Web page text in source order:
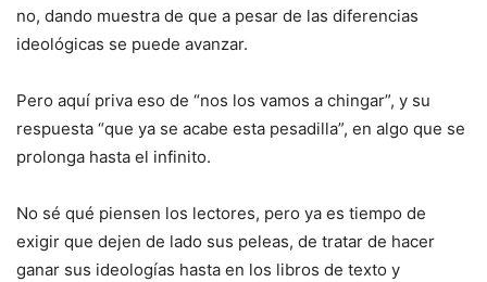
no, dando muestra de que a pesar de las diferencias
ideológicas se puede avanzar.
Pero aquí priva eso de “nos los vamos a chingar”, y su
respuesta “que ya se acabe esta pesadilla”, en algo que se
prolonga hasta el infinito.
No sé qué piensen los lectores, pero ya es tiempo de
exigir que dejen de lado sus peleas, de tratar de hacer
ganar sus ideologías hasta en los libros de texto y